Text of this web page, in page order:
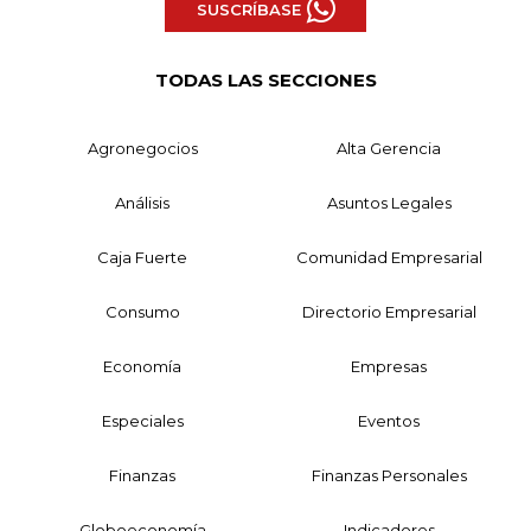
SUSCRÍBASE
TODAS LAS SECCIONES
Agronegocios Alta Gerencia
Análisis Asuntos Legales
Caja Fuerte Comunidad Empresarial
Consumo Directorio Empresarial
Economía Empresas
Especiales Eventos
Finanzas Finanzas Personales